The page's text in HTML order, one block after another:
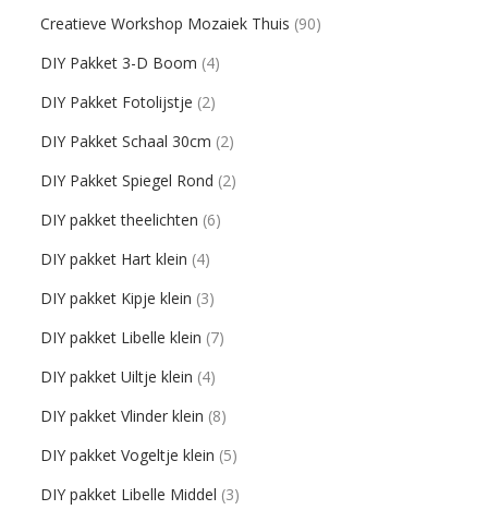
Creatieve Workshop Mozaiek Thuis (90)
DIY Pakket 3-D Boom (4)
DIY Pakket Fotolijstje (2)
DIY Pakket Schaal 30cm (2)
DIY Pakket Spiegel Rond (2)
DIY pakket theelichten (6)
DIY pakket Hart klein (4)
DIY pakket Kipje klein (3)
DIY pakket Libelle klein (7)
DIY pakket Uiltje klein (4)
DIY pakket Vlinder klein (8)
DIY pakket Vogeltje klein (5)
DIY pakket Libelle Middel (3)